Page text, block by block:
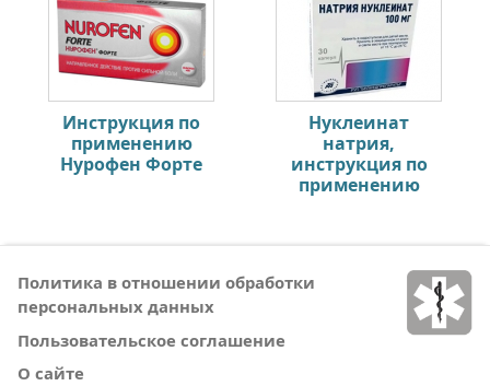
Инструкция по
применению
Нурофен Форте
Нуклеинат
натрия,
инструкция по
применению
Политика в отношении обработки
персональных данных
Пользовательское соглашение
О сайте